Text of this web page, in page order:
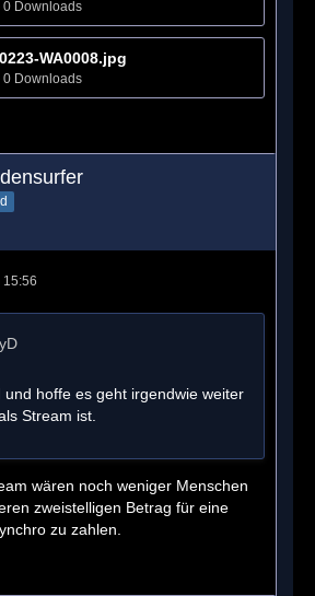
0 Downloads
WA0008.jpg
0 Downloads
15:56
und hoffe es geht irgendwie weiter
Stream ist.
wären noch weniger Menschen
zweistelligen Betrag für eine
zu zahlen.